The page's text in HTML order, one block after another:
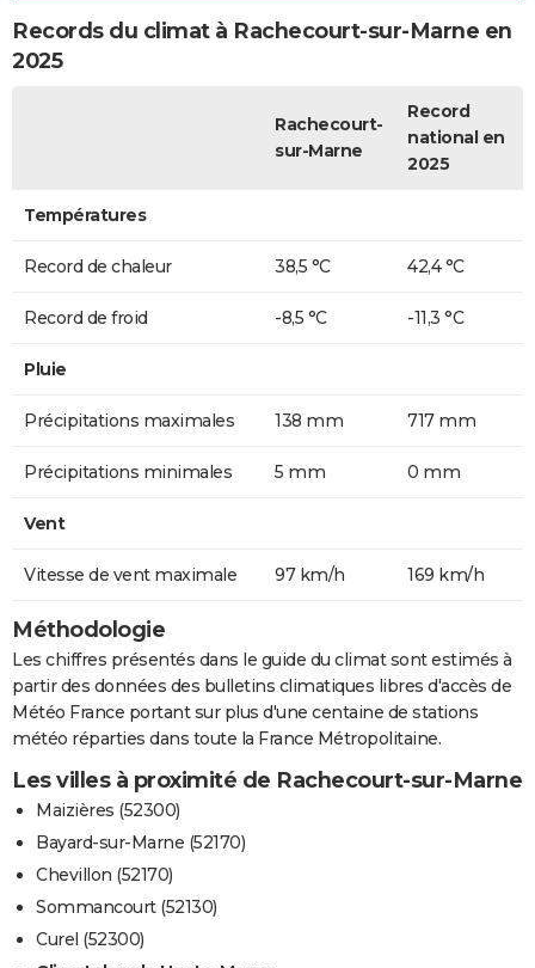
Records du climat à Rachecourt-sur-Marne en
2025
Rachecourt-
sur-Marne
Record
national en
2025
Températures
Record de chaleur 38,5 °C 42,4 °C
Record de froid -8,5 °C -11,3 °C
Pluie
Précipitations maximales 138 mm 717 mm
Précipitations minimales 5 mm 0 mm
Vent
Vitesse de vent maximale 97 km/h 169 km/h
Méthodologie
Les chiffres présentés dans le guide du climat sont estimés à
partir des données des bulletins climatiques libres d'accès de
Météo France portant sur plus d'une centaine de stations
météo réparties dans toute la France Métropolitaine.
Les villes à proximité de Rachecourt-sur-Marne
Maizières (52300)
Bayard-sur-Marne (52170)
Chevillon (52170)
Sommancourt (52130)
Curel (52300)